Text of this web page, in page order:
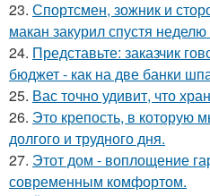
23. Спортсмен, зожник и
макан закурил спустя
24. Представьте: заказчик
бюджет - как на две банки
25. Вас точно удивит, что
26. Это крепость, в которую
долгого и трудного дня.
27. Этот дом - воплощение
современным комфортом.